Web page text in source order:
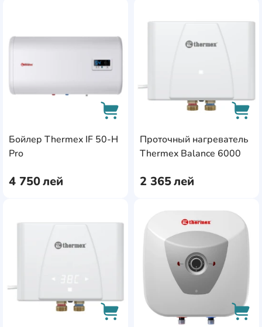
Бойлер Thermex IF 50-H
Pro
4 750лей
AddCardToFavourite
AddCardToCart
Проточный нагреватель
Thermex Balance 6000
2 365лей
AddCardToFavourite